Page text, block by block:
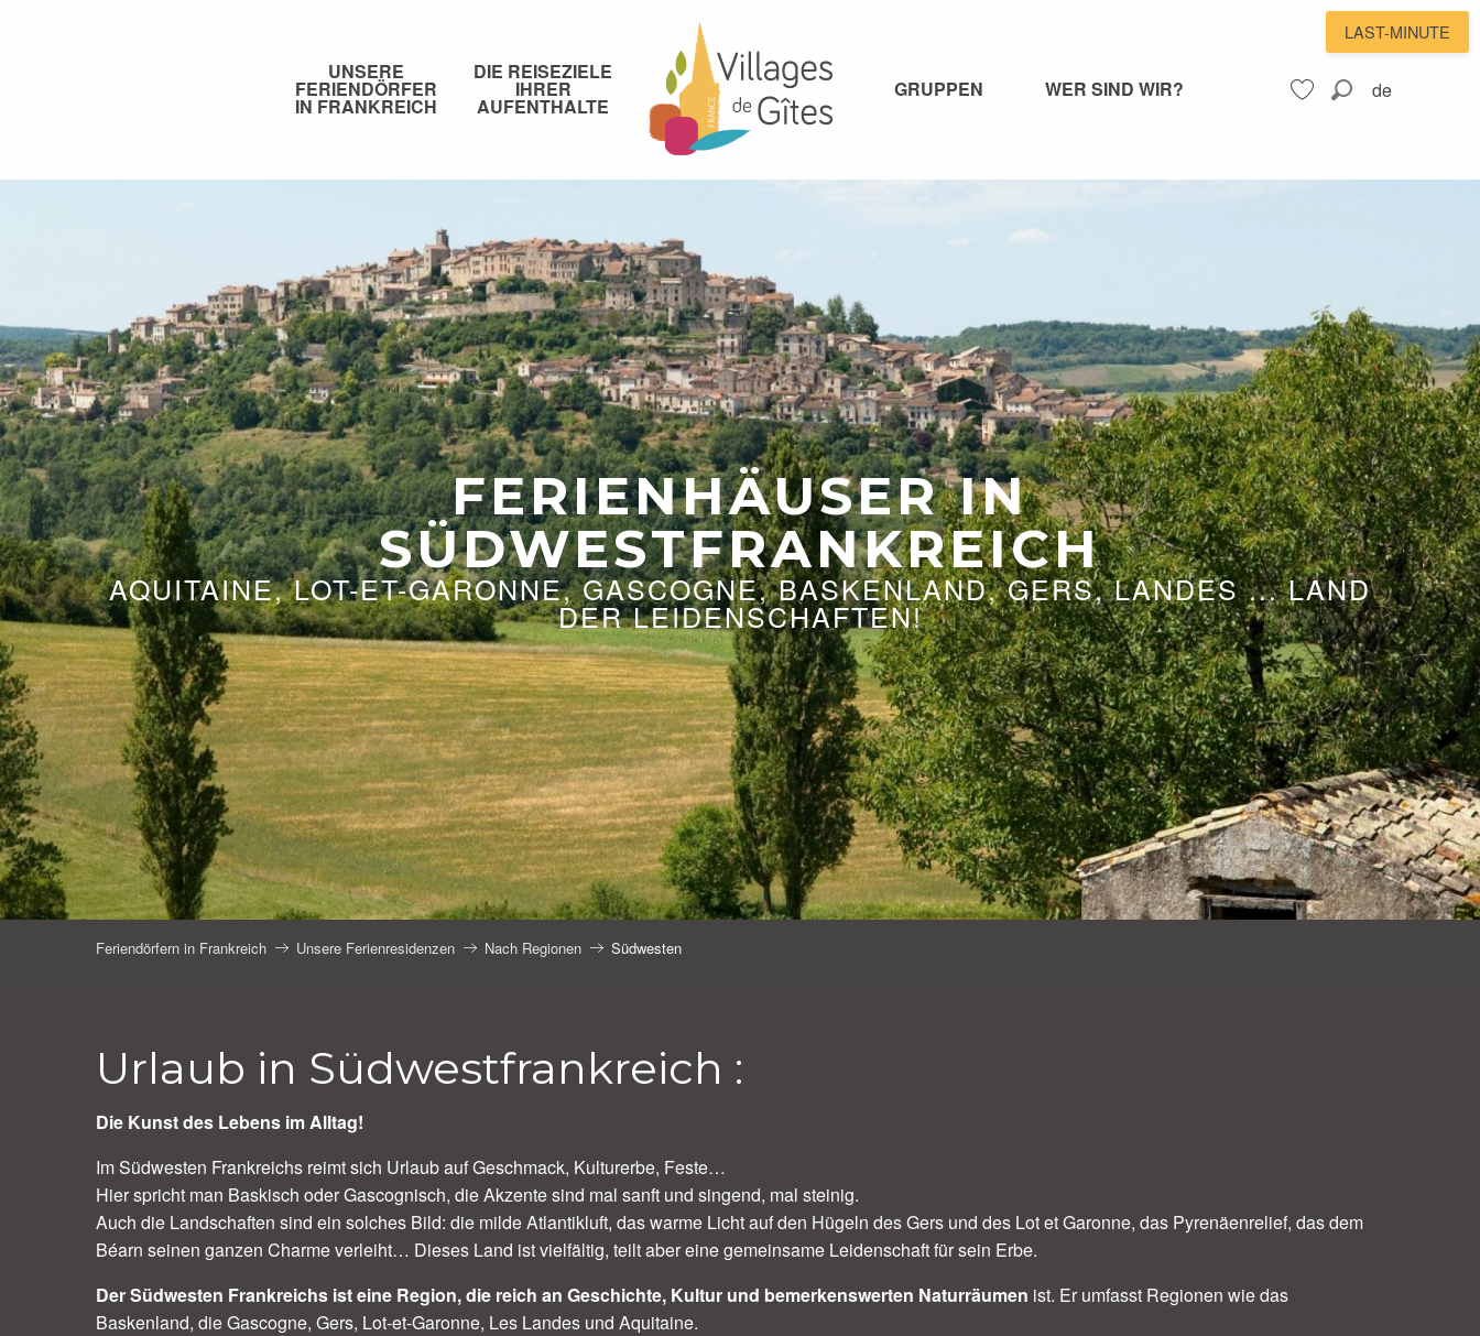
de
LAST-MINUTE
UNSERE
FERIENDÖRFER
IN FRANKREICH
DIE REISEZIELE
IHRER
AUFENTHALTE
GRUPPEN WER SIND WIR?
FERIENHÄUSER IN
SÜDWESTFRANKREICH
AQUITAINE, LOT-ET-GARONNE, GASCOGNE, BASKENLAND, GERS, LANDES ... LAND
DER LEIDENSCHAFTEN!
Feriendörfern in Frankreich Unsere Ferienresidenzen Nach Regionen Südwesten
Urlaub in Südwestfrankreich :
Die Kunst des Lebens im Alltag!
Im Südwesten Frankreichs reimt sich Urlaub auf Geschmack, Kulturerbe, Feste…
Hier spricht man Baskisch oder Gascognisch, die Akzente sind mal sanft und singend, mal steinig.
Auch die Landschaften sind ein solches Bild: die milde Atlantikluft, das warme Licht auf den Hügeln des Gers und des Lot et Garonne, das Pyrenäenrelief, das dem
Béarn seinen ganzen Charme verleiht… Dieses Land ist vielfältig, teilt aber eine gemeinsame Leidenschaft für sein Erbe.
Der Südwesten Frankreichs ist eine Region, die reich an Geschichte, Kultur und bemerkenswerten Naturräumen ist. Er umfasst Regionen wie das
Baskenland, die Gascogne, Gers, Lot-et-Garonne, Les Landes und Aquitaine.